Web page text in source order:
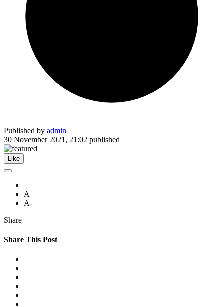
Published by admin
30 November 2021, 21:02 published
Like
A+
A-
Share
Share This Post